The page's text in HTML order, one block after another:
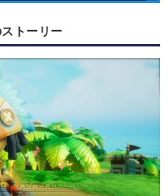
トーリー